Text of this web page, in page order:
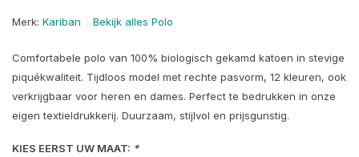
Merk: Kariban Bekijk alles Polo
Comfortabele polo van 100% biologisch gekamd katoen in stevige
piquékwaliteit. Tijdloos model met rechte pasvorm, 12 kleuren, ook
verkrijgbaar voor heren en dames. Perfect te bedrukken in onze
eigen textieldrukkerij. Duurzaam, stijlvol en prijsgunstig.
KIES EERST UW MAAT: *